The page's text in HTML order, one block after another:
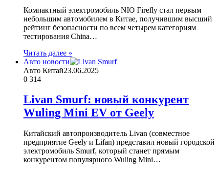
Компактный электромобиль NIO Firefly стал первым
небольшим автомобилем в Китае, получившим высший
рейтинг безопасности по всем четырем категориям
тестирования China…
Читать далее »
Авто новости
Авто Китай23.06.2025
0 314
Livan Smurf: новый конкурент
Wuling Mini EV от Geely
Китайский автопроизводитель Livan (совместное
предприятие Geely и Lifan) представил новый городской
электромобиль Smurf, который станет прямым
конкурентом популярного Wuling Mini…